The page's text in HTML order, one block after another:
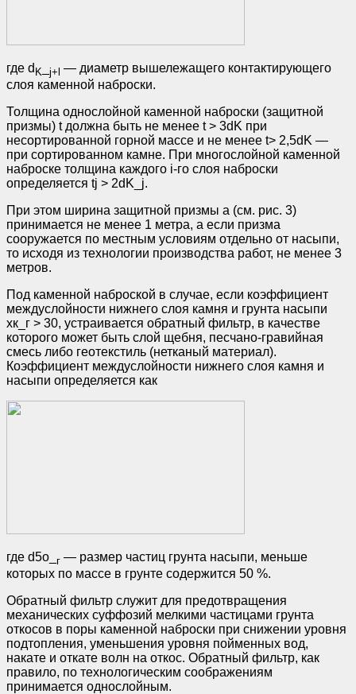
где d K j+ — диаметр вышележащего контактирующего
слоя каменной наброски.
Толщина однослойной каменной наброски (защитной
призмы) t должна быть не менее t > 3dK при
несортированной горной массе и не менее t> 2,5dK —
при сортированном камне. При многослойной каменной
наброске толщина каждого i-го слоя наброски
определяется tj > 2dK_j.
При этом ширина защитной призмы а (см. рис. 3)
принимается не менее 1 метра, а если призма
сооружается по местным условиям отдельно от насыпи,
то исходя из технологии производства работ, не менее 3
метров.
Под каменной наброской в случае, если коэффициент
междуслойности нижнего слоя камня и грунта насыпи
хк_г > 30, устраивается обратный фильтр, в качестве
которого может быть слой щебня, песчано-гравийная
смесь либо геотекстиль (нетканый материал).
Коэффициент междуслойности нижнего слоя камня и
насыпи определяется как
где d5о_ г — размер частиц грунта насыпи, меньше
которых по массе в грунте содержится 50 %.
Обратный фильтр служит для предотвращения
механических суффозий мелкими частицами грунта
откосов в поры каменной наброски при снижении уровня
подтопления, уменьшения уровня пойменных вод,
накате и откате волн на откос. Обратный фильтр, как
правило, по технологическим соображениям
принимается однослойным.